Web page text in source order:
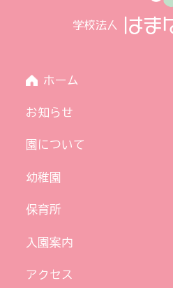
ホーム
お知らせ
園について
幼稚園
保育所
入園案内
アクセス